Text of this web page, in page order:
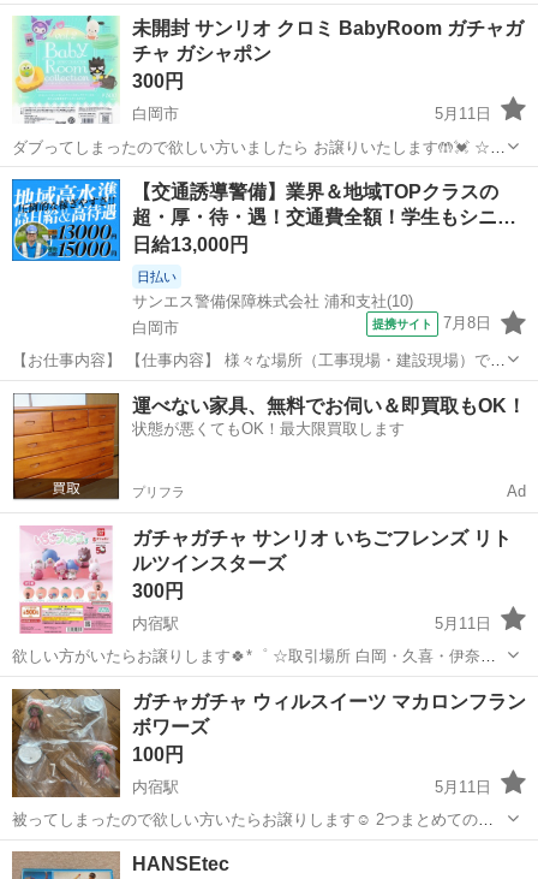
ッテリーに交換すればもっと長く走れるかもしれませんが配線変更が
必要なので、それなりの技術が必要です) 梱包サイズ：(約)長さ120×縦
55×幅3...
埼玉 白岡市 白岡駅 ラジコン
未開封 サンリオ クロミ BabyRoom ガチャガ
チャ ガシャポン
300円
白岡市
5月11日
ダブってしまったので欲しい方いましたら お譲りいたします🤲💓 ☆取
引場所 白岡・久喜・伊奈・蓮田・春日部・岩槻
埼玉 白岡市 フィギュア クロミ
【交通誘導警備】業界＆地域TOPクラスの
超・厚・待・遇！交通費全額！学生もシニ…
日給13,000円
日払い
サンエス警備保障株式会社 浦和支社(10)
白岡市
提携サイト 7月8日
【お仕事内容】 【仕事内容】 様々な場所（工事現場・建設現場）での
交通誘導・案内をお任せします。 道路をご利用される車両や歩行者の
方が安全に安心して通行するために適切に誘導してください。 現場へ
の直行直帰が基本で、毎週・毎...
埼玉 白岡市 警備員
運べない家具、無料でお伺い＆即買取もOK！
状態が悪くてもOK！最大限買取します
プリフラ Ad
ガチャガチャ サンリオ いちごフレンズ リト
ルツインスターズ
300円
内宿駅
5月11日
欲しい方がいたらお譲りします🍀*゜ ☆取引場所 白岡・久喜・伊奈・
蓮田・春日部・岩槻
埼玉 白岡市 内宿駅 フィギュア いちご
ガチャガチャ ウィルスイーツ マカロンフラン
ボワーズ
100円
内宿駅
5月11日
被ってしまったので欲しい方いたらお譲りします☺️ 2つまとめてのお
引き取りでお願いします。 ☆取引場所 白岡・久喜・蓮田・伊奈・岩
槻・春日部 ご希望あれば気軽にご提案ください！
埼玉 白岡市 内宿駅
HANSEtec